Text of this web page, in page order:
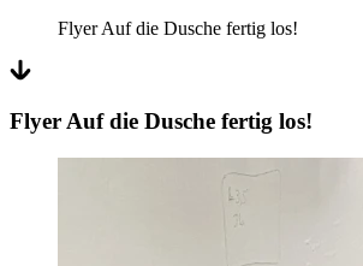
Flyer Auf die Dusche fertig los!
Flyer Auf die Dusche fertig los!